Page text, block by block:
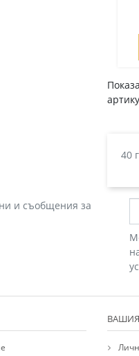
40
и съобщения за